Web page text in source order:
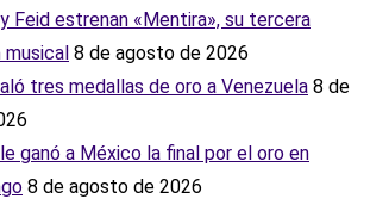
Feid estrenan «Mentira», su tercera
8 de agosto de 2026
tres medallas de oro a Venezuela 8 de
ganó a México la final por el oro en
8 de agosto de 2026